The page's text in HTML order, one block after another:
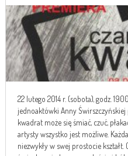
22 lutego 2014 r. (sobota), godz.
jednoaktówki Anny
kwadrat może się śmiać, czuć,
artysty wszystko jest możliwe.
niezwykły w swej prostocie